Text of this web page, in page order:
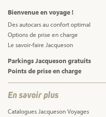
Bienvenue en voyage !
Des autocars au confort optimal
Options de prise en charge
Le savoir-faire Jacqueson
Parkings Jacqueson gratuits
Points de prise en charge
En savoir plus
Catalogues Jacqueson Voyages